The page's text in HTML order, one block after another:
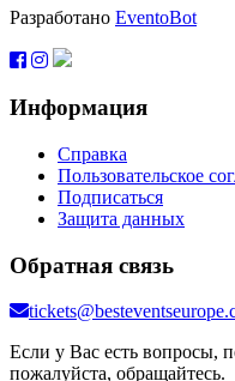
Разработано EventoBot
Информация
Справка
Пользовательское
Подписаться
Защита данных
Обратная связь
Если у Вас есть вопросы,
пожалуйста, обращайтесь.